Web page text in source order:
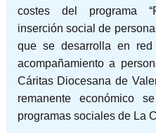
costes del programa
inserción social de
que se desarrolla en
acompañamiento a
Cáritas Diocesana de
remanente económico
programas sociales de La